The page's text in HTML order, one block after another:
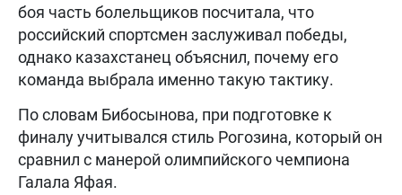
боя часть болельщиков посчитала, что
российский спортсмен заслуживал победы,
однако казахстанец объяснил, почему его
команда выбрала именно такую тактику.
По словам Бибосынова, при подготовке к
финалу учитывался стиль Рогозина, который он
сравнил с манерой олимпийского чемпиона
Галала Яфая.